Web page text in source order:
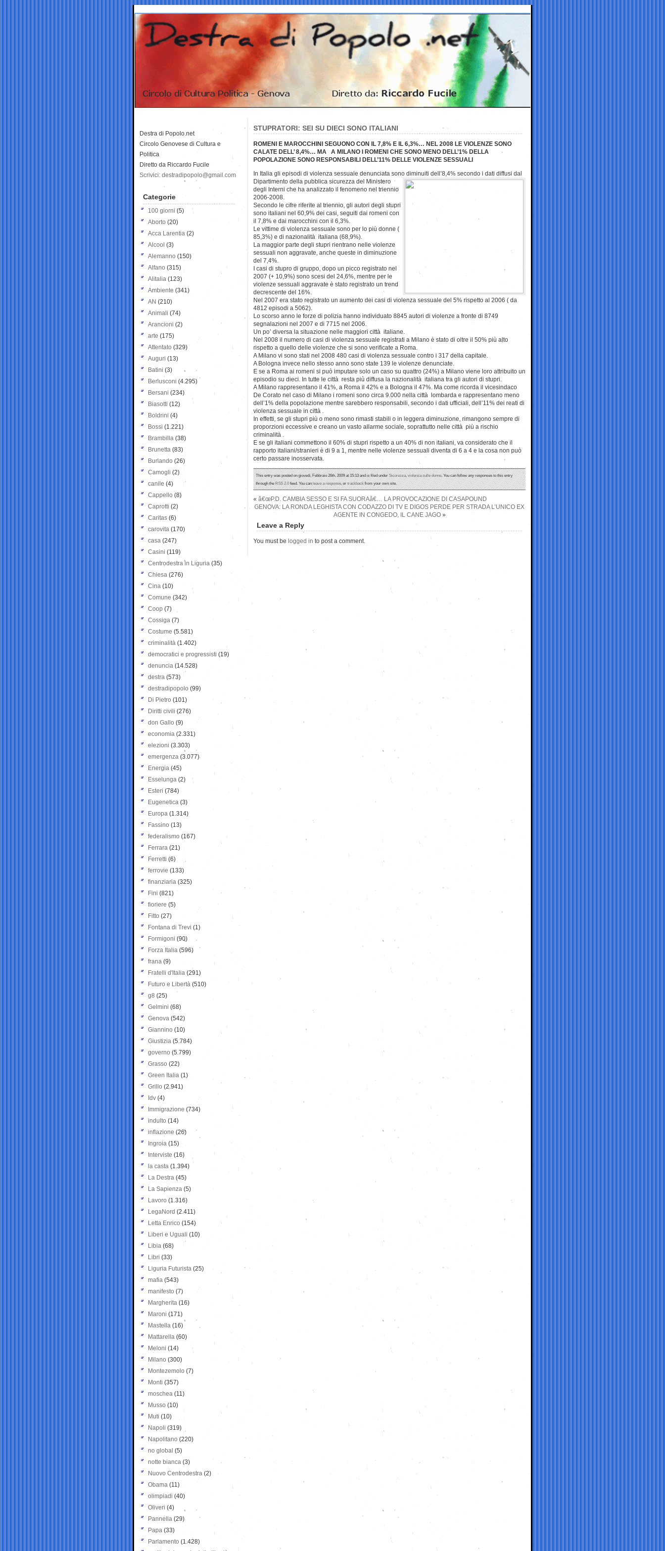
STUPRATORI: SEI SU DIECI SONO ITALIANI
ROMENI E MAROCCHINI SEGUONO CON IL 7,8% E IL 6,3%… NEL 2008 LE VIOLENZE SONO
CALATE DELL’ 8,4%… MA A MILANO I ROMENI CHE SONO MENO DELL’1% DELLA
POPOLAZIONE SONO RESPONSABILI DELL’11% DELLE VIOLENZE SESSUALI
In Italia gli episodi di violenza sessuale denunciata sono diminuiti dell’8,4% secondo i dati diffusi dal
Dipartimento della pubblica sicurezza del Ministero
degli Interni che ha analizzato il fenomeno nel triennio
2006-2008.
Secondo le cifre riferite al triennio, gli autori degli stupri
sono italiani nel 60,9% dei casi, seguiti dai romeni con
il 7,8% e dai marocchini con il 6,3%.
Le vittime di violenza sessuale sono per lo più donne (
85,3%) e di nazionalità italiana (68,9%).
La maggior parte degli stupri rientrano nelle violenze
sessuali non aggravate, anche queste in diminuzione
del 7,4%.
I casi di stupro di gruppo, dopo un picco registrato nel
2007 (+ 10,9%) sono scesi del 24,6%, mentre per le
violenze sessuali aggravate è stato registrato un trend
decrescente del 16%.
Nel 2007 era stato registrato un aumento dei casi di violenza sessuale del 5% rispetto al 2006 ( da
4812 episodi a 5062).
Lo scorso anno le forze di polizia hanno individuato 8845 autori di violenze a fronte di 8749
segnalazioni nel 2007 e di 7715 nel 2006.
Un po’ diversa la situazione nelle maggiori città italiane.
Nel 2008 il numero di casi di violenza sessuale registrati a Milano è stato di oltre il 50% più alto
rispetto a quello delle violenze che si sono verificate a Roma.
A Milano vi sono stati nel 2008 480 casi di violenza sessuale contro i 317 della capitale.
A Bologna invece nello stesso anno sono state 139 le violenze denunciate.
E se a Roma ai romeni si può imputare solo un caso su quattro (24%) a Milano viene loro attribuito un
episodio su dieci. In tutte le città resta più diffusa la nazionalità italiana tra gli autori di stupri.
A Milano rappresentano il 41%, a Roma il 42% e a Bologna il 47%. Ma come ricorda il vicesindaco
De Corato nel caso di Milano i romeni sono circa 9.000 nella città lombarda e rappresentano meno
dell’1% della popolazione mentre sarebbero responsabili, secondo i dati ufficiali, dell’11% dei reati di
violenza sessuale in città .
In effetti, se gli stupri più o meno sono rimasti stabili o in leggera diminuzione, rimangono sempre di
proporzioni eccessive e creano un vasto allarme sociale, soprattutto nelle città più a rischio
criminalità .
E se gli italiani commettono il 60% di stupri rispetto a un 40% di non italiani, va considerato che il
rapporto italiani/stranieri è di 9 a 1, mentre nelle violenze sessuali diventa di 6 a 4 e la cosa non può
certo passare inosservata.
This entry was posted on giovedì, Febbraio 26th, 2009 at 15:13 and is filed underSicurezza,violenza sulle donne. You can follow any responses to this entry
through theRSS 2.0feed. You canleave a response, ortrackbackfrom your own site.
« â€œP.D. CAMBIA SESSO E SI FA SUORAâ€… LA PROVOCAZIONE DI CASAPOUND
GENOVA: LA RONDA LEGHISTA CON CODAZZO DI TV E DIGOS PERDE PER STRADA L’UNICO EX
AGENTE IN CONGEDO, IL CANE JAGO»
Leave a Reply
You must be logged in to post a comment.
Destra di Popolo.net
Circolo Genovese di Cultura e
Politica
Diretto da Riccardo Fucile
Scrivici: destradipopolo@gmail.com
Categorie
100 giorni (5)
Aborto (20)
Acca Larentia (2)
Alcool (3)
Alemanno (150)
Alfano (315)
Alitalia (123)
Ambiente (341)
AN (210)
Animali (74)
Arancioni (2)
arte (175)
Attentato (329)
Auguri (13)
Batini (3)
Berlusconi (4.295)
Bersani (234)
Biasotti (12)
Boldrini (4)
Bossi (1.221)
Brambilla (38)
Brunetta (83)
Burlando (26)
Camogli (2)
canile (4)
Cappello (8)
Caprotti (2)
Caritas (6)
carovita (170)
casa (247)
Casini (119)
Centrodestra in Liguria (35)
Chiesa (276)
Cina (10)
Comune (342)
Coop (7)
Cossiga (7)
Costume (5.581)
criminalità (1.402)
democratici e progressisti (19)
denuncia (14.528)
destra (573)
destradipopolo (99)
Di Pietro (101)
Diritti civili (276)
don Gallo (9)
economia (2.331)
elezioni (3.303)
emergenza (3.077)
Energia (45)
Esselunga (2)
Esteri (784)
Eugenetica (3)
Europa (1.314)
Fassino (13)
federalismo (167)
Ferrara (21)
Ferretti (6)
ferrovie (133)
finanziaria (325)
Fini (821)
fioriere (5)
Fitto (27)
Fontana di Trevi (1)
Formigoni (90)
Forza Italia (596)
frana (9)
Fratelli d'Italia (291)
Futuro e Libertà (510)
g8 (25)
Gelmini (68)
Genova (542)
Giannino (10)
Giustizia (5.784)
governo (5.799)
Grasso (22)
Green Italia (1)
Grillo (2.941)
Idv (4)
Immigrazione (734)
indulto (14)
inflazione (26)
Ingroia (15)
Interviste (16)
la casta (1.394)
La Destra (45)
La Sapienza (5)
Lavoro (1.316)
LegaNord (2.411)
Letta Enrico (154)
Liberi e Uguali (10)
Libia (68)
Libri (33)
Liguria Futurista (25)
mafia (543)
manifesto (7)
Margherita (16)
Maroni (171)
Mastella (16)
Mattarella (60)
Meloni (14)
Milano (300)
Montezemolo (7)
Monti (357)
moschea (11)
Musso (10)
Muti (10)
Napoli (319)
Napolitano (220)
no global (5)
notte bianca (3)
Nuovo Centrodestra (2)
Obama (11)
olimpiadi (40)
Oliveri (4)
Pannella (29)
Papa (33)
Parlamento (1.428)